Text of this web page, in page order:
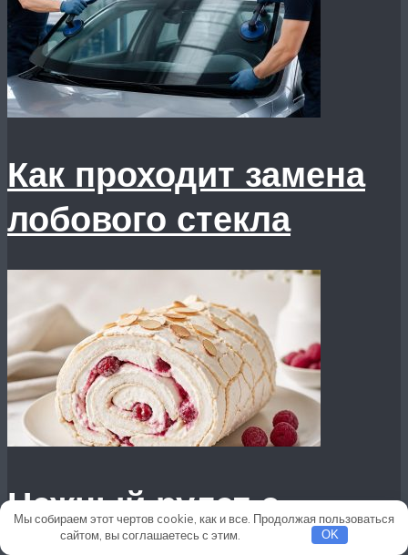
Как проходит замена
лобового стекла
Нежный рулет с
Мы собираем этот чертов cookie, как и все. Продолжая пользоваться
сайтом, вы соглашаетесь с этим.
OK